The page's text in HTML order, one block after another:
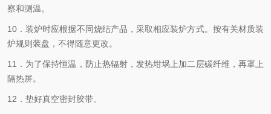
察和测温。
10．装炉时应根据不同烧结产品，采取相应装炉方式。按有关材质装
炉规则装盘，不得随意更改。
11．为了保持恒温，防止热辐射，发热坩埚上加二层碳纤维，再罩上
隔热屏。
12．垫好真空密封胶带。